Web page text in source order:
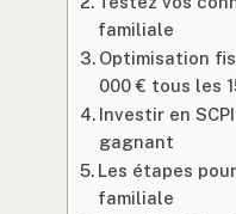
familiale
Optimisation
000 € tous les
Investir en
gagnant
Les étapes
familiale